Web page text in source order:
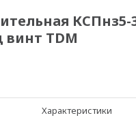
КСПнз5-
TDM
Характеристики